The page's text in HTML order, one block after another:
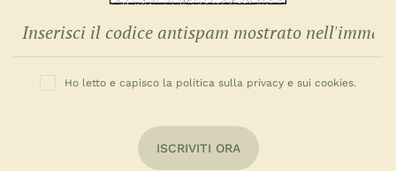
Ho letto e capisco la politica sulla privacy e sui cookies.
ISCRIVITI ORA